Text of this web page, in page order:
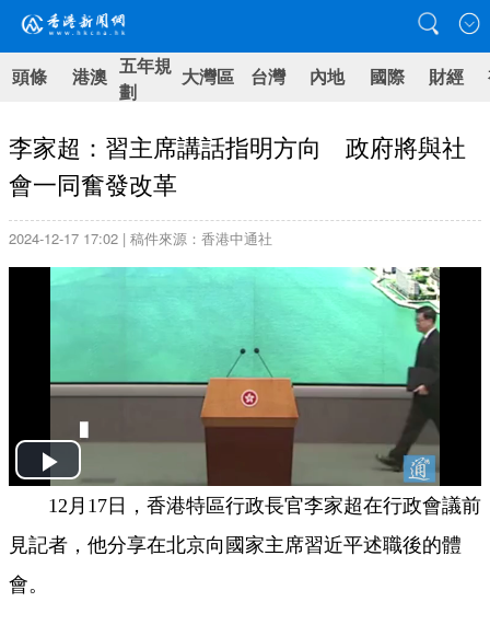
頭條 港澳 五年規
劃
大灣區 台灣 內地 國際 財經
李家超：習主席講話指明方向 政府將與社
會一同奮發改革
2024-12-17 17:02 | 稿件來源：香港中通社
Play
Video
12月17日，香港特區行政長官李家超在行政會議前
見記者，他分享在北京向國家主席習近平述職後的體
會。